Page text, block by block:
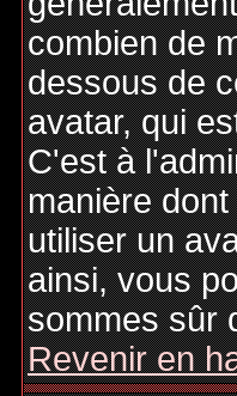
combien de
dessous de
avatar, qui
C'est à
manière
utiliser un
ainsi, vous
sommes sûr
Revenir en